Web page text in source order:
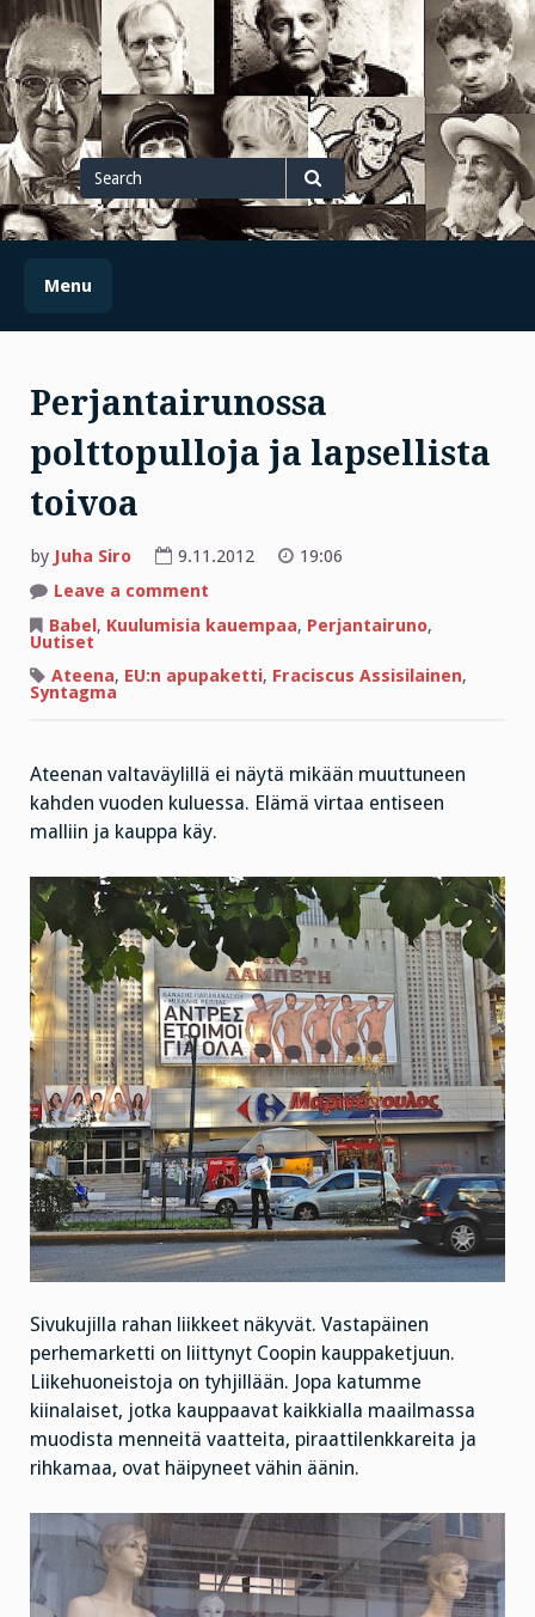
Skip
to
content
Search
for
Search
Menu
Perjantairunossa
polttopulloja ja lapsellista
toivoa
by Juha Siro 9.11.2012
19:06
Leave a comment
polttopulloja
toivoa
Babel, Kuulumisia kauempaa, Perjantairuno,
Uutiset
Ateena, EU:n apupaketti, Fraciscus Assisilainen,
Syntagma
Ateenan valtaväylillä ei näytä mikään muuttuneen
kahden vuoden kuluessa. Elämä virtaa entiseen
malliin ja kauppa käy.
Sivukujilla rahan liikkeet näkyvät. Vastapäinen
perhemarketti on liittynyt Coopin kauppaketjuun.
Liikehuoneistoja on tyhjillään. Jopa katumme
kiinalaiset, jotka kauppaavat kaikkialla maailmassa
muodista menneitä vaatteita, piraattilenkkareita ja
rihkamaa, ovat häipyneet vähin äänin.